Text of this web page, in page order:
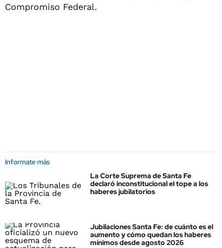
Compromiso Federal.
Informate más
La Corte Suprema de Santa Fe
declaró inconstitucional el tope a los
haberes jubilatorios
Jubilaciones Santa Fe: de cuánto es el
aumento y cómo quedan los haberes
mínimos desde agosto 2026